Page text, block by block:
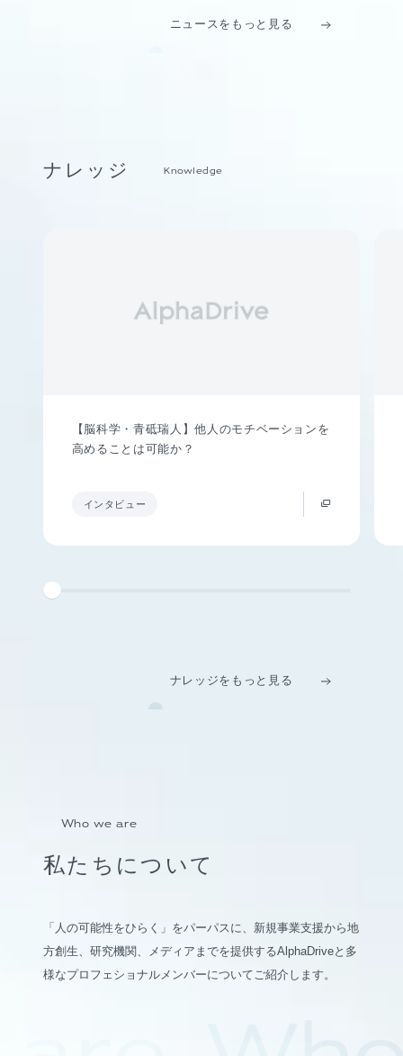
ニュースをもっと見る
ナレッジ Knowledge
【脳科学・青砥瑞人】他人のモチベーションを
高めることは可能か？
インタビュー
ナレッジをもっと見る
Who we are
私たちについて
「人の可能性をひらく」をパーパスに、新規事業支援から地
方創生、研究機関、メディアまでを提供するAlphaDriveと多
様なプロフェショナルメンバーについてご紹介します。